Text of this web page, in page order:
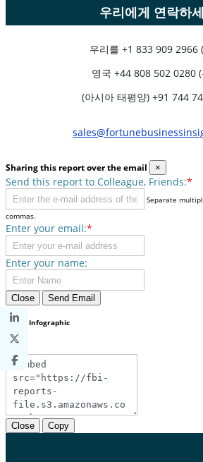
우리에게 연락하
우리를 +1 833 909 2966
영국 +44 808 502 0280
(아시아 태평양) +91 744
Sharing this report over the email ×
Send this report to Colleague, Friends:*
Separate
commas.
Enter your email:*
Enter your name:
Close Send Email
Share Infographic
×
Close Copy